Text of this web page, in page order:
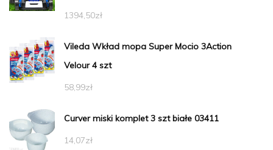
1394,50zł
Vileda Wkład mopa Super Mocio 3Action
Velour 4 szt
58,99zł
Curver miski komplet 3 szt białe 03411
14,07zł